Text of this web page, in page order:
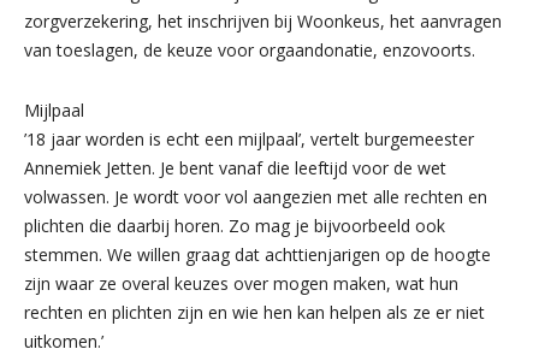
zorgverzekering, het inschrijven bij Woonkeus, het aanvragen
van toeslagen, de keuze voor orgaandonatie, enzovoorts.
Mijlpaal
’18 jaar worden is echt een mijlpaal’, vertelt burgemeester
Annemiek Jetten. Je bent vanaf die leeftijd voor de wet
volwassen. Je wordt voor vol aangezien met alle rechten en
plichten die daarbij horen. Zo mag je bijvoorbeeld ook
stemmen. We willen graag dat achttienjarigen op de hoogte
zijn waar ze overal keuzes over mogen maken, wat hun
rechten en plichten zijn en wie hen kan helpen als ze er niet
uitkomen.’